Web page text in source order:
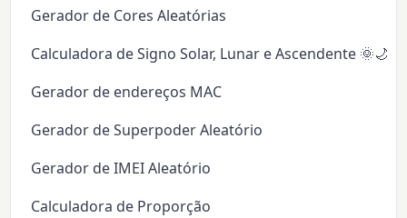
Gerador de Cores Aleatórias
Calculadora de Signo Solar, Lunar e Ascendente 🌞🌙✨
Gerador de endereços MAC
Gerador de Superpoder Aleatório
Gerador de IMEI Aleatório
Calculadora de Proporção